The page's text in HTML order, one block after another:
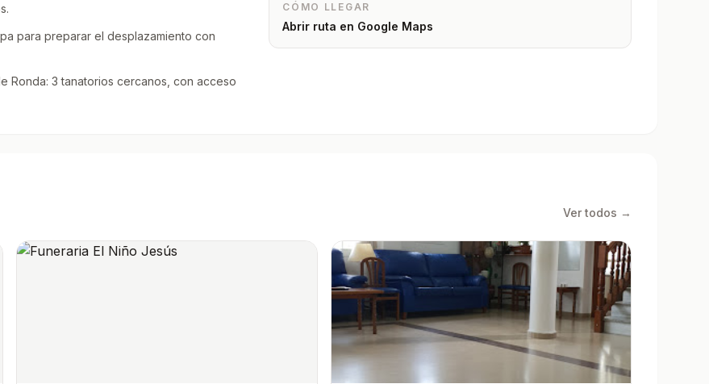
para preparar el desplazamiento con
Ronda: 3 tanatorios cercanos, con acceso
CÓMO LLEGAR
Abrir ruta en Google Maps
Ver todos →